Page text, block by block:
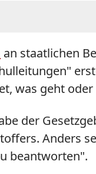
an staatlichen
was geht
der
Anders
beantworten".